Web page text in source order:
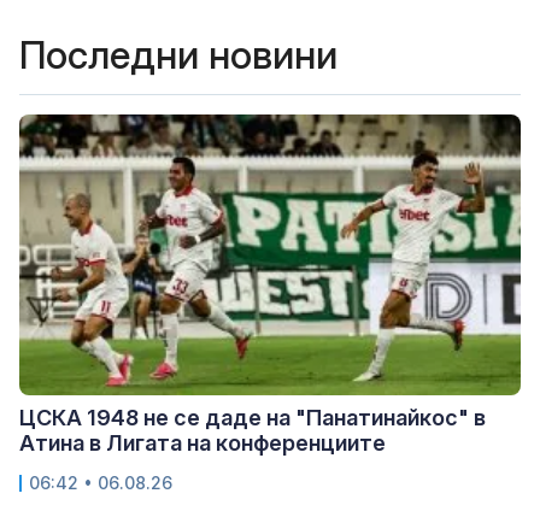
Последни новини
ЦСКА 1948 не се даде на "Панатинайкос" в
Атина в Лигата на конференциите
06:42 • 06.08.26